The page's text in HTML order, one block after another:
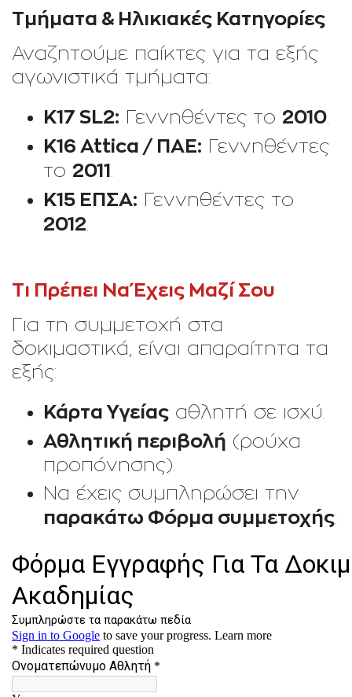
Τμήματα & Ηλικιακές Κατηγορίες
Αναζητούμε παίκτες για τα εξής
αγωνιστικά τμήματα:
Κ17 SL2: Γεννηθέντες το 2010
Κ16 Attica / ΠΑΕ: Γεννηθέντες
το 2011
Κ15 ΕΠΣΑ: Γεννηθέντες το
2012
Τι Πρέπει Να Έχεις Μαζί Σου
Για τη συμμετοχή στα
δοκιμαστικά, είναι απαραίτητα τα
εξής:
Κάρτα Υγείας αθλητή σε ισχύ.
Αθλητική περιβολή (ρούχα
προπόνησης).
Να έχεις συμπληρώσει την
παρακάτω Φόρμα συμμετοχής: